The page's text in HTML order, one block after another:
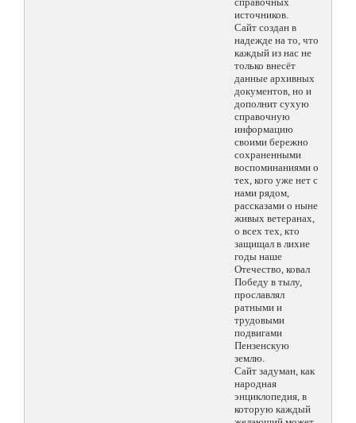
источников.
Сайт создан в
надежде на то, что
каждый из нас не
только внесёт
данные архивных
документов, но и
дополнит сухую
справочную
информацию
своими бережно
сохраненными
воспоминаниями о
тех, кого уже нет с
нами рядом,
рассказами о ныне
живых ветеранах,
о всех тех, кто
защищал в лихие
годы наше
Отечество, ковал
Победу в тылу,
прославлял
ратными и
трудовыми
подвигами
Пензенскую
землю.
Сайт задуман, как
народная
энциклопедия, в
которую каждый